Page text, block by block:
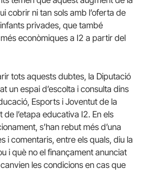
cobrir ni tan sols amb l’oferta de
privades, que també
econòmiques a I2 a partir del
tots aquests dubtes, la Diputació
un espai d’escolta i consulta dins
Esports i Joventut de la
l’etapa educativa I2. En els
s’han rebut més d’una
i comentaris, entre els quals, diu la
i què no el finançament anunciat
les condicions en cas que